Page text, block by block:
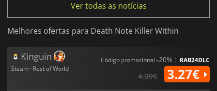
Ver todas as notícias
Melhores ofertas para Death Note Killer Within
Kinguin
Steam · Rest of World
Código promocional -20% : RAB24DLC
4.09€ 3.27€